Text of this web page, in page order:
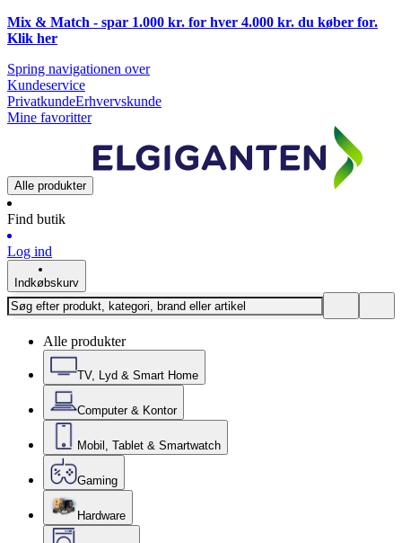
Mix & Match - spar 1.000 kr. for hver 4.000 kr. du køber for.
Klik her
Spring navigationen over
Kundeservice
PrivatkundeErhvervskunde
Mine favoritter
Alle produkter
Find butik
Log ind
Indkøbskurv
Alle produkter
TV, Lyd & Smart Home
Computer & Kontor
Mobil, Tablet & Smartwatch
Gaming
Hardware